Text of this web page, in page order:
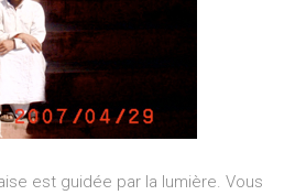
est guidée par la lumière. Vous